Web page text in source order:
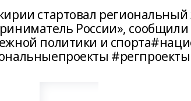
стартовал региональный
России»,
политики и